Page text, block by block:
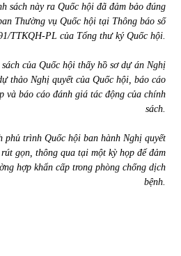
sách này ra Quốc hội đã đảm bảo đúng
Thường vụ Quốc hội tại Thông báo số
TTKQH-PL của Tổng thư ký Quốc hội.
của Quốc hội thấy hồ sơ dự án Nghị
thảo Nghị quyết của Quốc hội, báo cáo
và báo cáo đánh giá tác động của chính
sách.
phủ trình Quốc hội ban hành Nghị quyết
gọn, thông qua tại một kỳ họp để đảm
hợp khẩn cấp trong phòng chống dịch
bệnh.